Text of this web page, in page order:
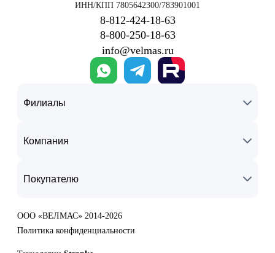
ИНН/КПП 7805642300/783901001
8‑812‑424‑18‑63
8‑800‑250‑18‑63
info@velmas.ru
Филиалы
Компания
Покупателю
ООО «ВЕЛМАС» 2014-2026
Политика конфиденциальности